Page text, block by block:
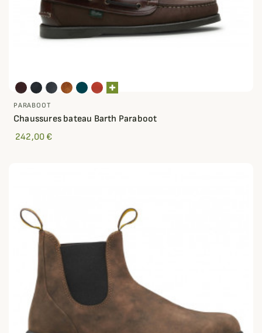
PARABOOT
Chaussures bateau Barth Paraboot
242,00 €